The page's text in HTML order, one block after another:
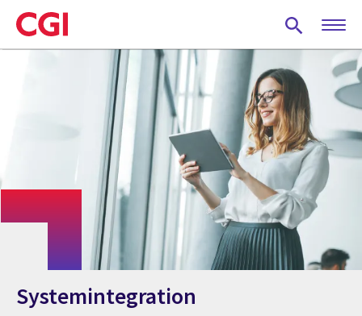
Skip
to
main
Systemintegration